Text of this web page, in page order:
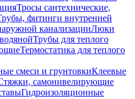
Тросы сантехнические,
фитинги внутренней
канализацииЛюки
Трубы для теплого
Термостатика для теплого
смеси и грунтовкиКлеевые
самонивелирующие
Гидроизоляционные